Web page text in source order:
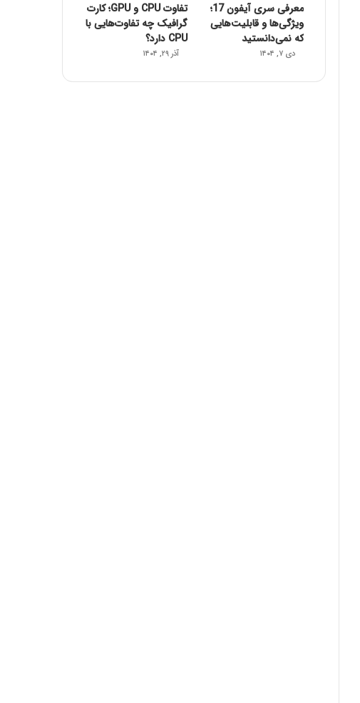
معرفی سری آیفون 17؛
ویژگی‌ها و قابلیت‌هایی
که نمی‌دانستید
دی ۷, ۱۴۰۴
تفاوت CPU و GPU؛ کارت
گرافیک چه تفاوت‌هایی با
CPU دارد؟
آذر ۲۹, ۱۴۰۴